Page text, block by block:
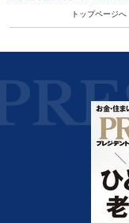
トップページへ